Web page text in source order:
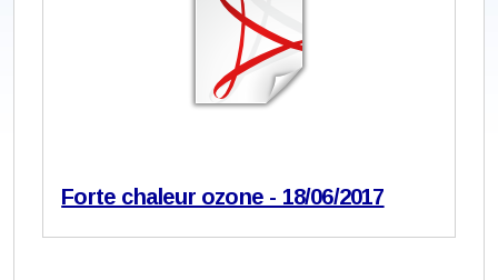
Forte chaleur ozone - 18/06/2017